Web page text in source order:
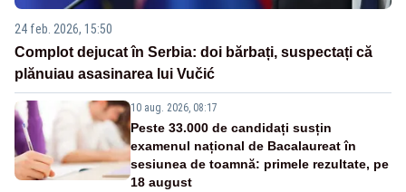
24 feb. 2026, 15:50
Complot dejucat în Serbia: doi bărbați, suspectați că
plănuiau asasinarea lui Vučić
10 aug. 2026, 08:17
Peste 33.000 de candidați susțin
examenul național de Bacalaureat în
sesiunea de toamnă: primele rezultate, pe
18 august